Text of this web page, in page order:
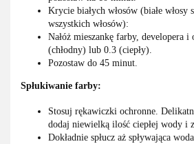
Krycie białych włosów (białe włosy
wszystkich włosów):
Nałóż mieszankę farby, developera
(chłodny) lub 0.3 (ciepły).
Pozostaw do 45 minut.
Spłukiwanie farby:
Stosuj rękawiczki ochronne.
dodaj niewielką ilość ciepłej wody i
Dokładnie spłucz aż spływająca